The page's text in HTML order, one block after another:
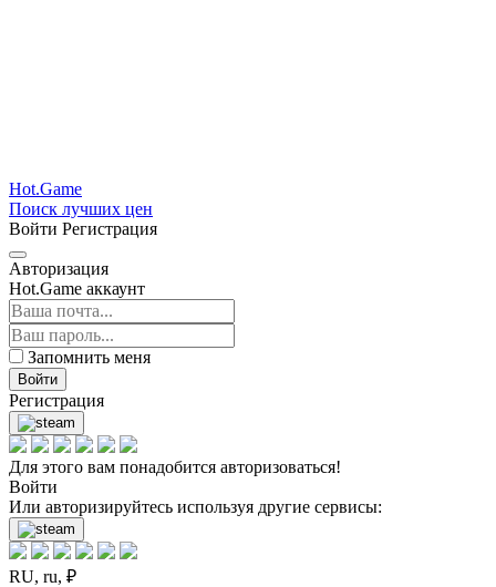
Hot.Game
Поиск лучших цен
Войти Регистрация
Авторизация
Hot.Game аккаунт
Запомнить меня
Войти
Регистрация
Для этого вам понадобится авторизоваться!
Войти
Или авторизируйтесь используя другие сервисы:
RU, ru, ₽